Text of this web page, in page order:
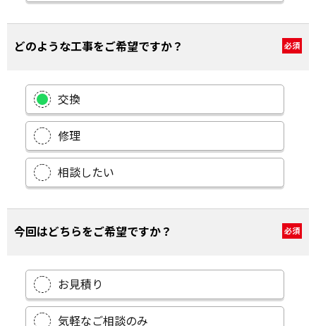
どのような工事をご希望ですか？ 必須
交換
修理
相談したい
今回はどちらをご希望ですか？ 必須
お見積り
気軽なご相談のみ